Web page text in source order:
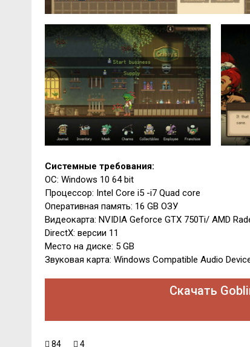
Системные требования:
ОС: Windows 10 64 bit
Процессор: Intel Core i5 -i7 Quad core
Оперативная память: 16 GB ОЗУ
Видеокарта: NVIDIA Geforce GTX 750Ti/ AMD
DirectX: версии 11
Место на диске: 5 GB
Звуковая карта: Windows Compatible Audio
Скачать
84 4